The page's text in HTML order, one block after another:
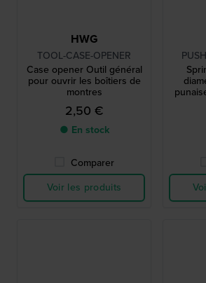
HWG
TOOL-CASE-OPENER
Case opener Outil général
pour ouvrir les boîtiers de
montres
2,50 €
● En stock
Comparer
Voir les produits